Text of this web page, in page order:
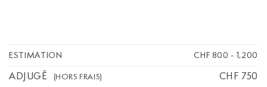
ESTIMATION CHF 800 - 1,200
ADJUGÉ (HORS FRAIS) CHF 750